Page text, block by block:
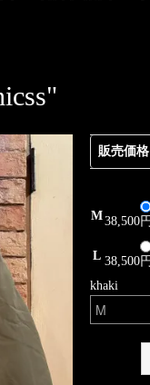
販売価格
M38,500
L 38,500
khaki